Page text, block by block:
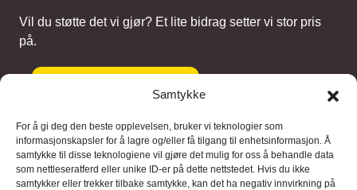
Samtykke
For å gi deg den beste opplevelsen, bruker vi teknologier som
informasjonskapsler for å lagre og/eller få tilgang til enhetsinformasjon. Å
samtykke til disse teknologiene vil gjøre det mulig for oss å behandle data
som nettleseratferd eller unike ID-er på dette nettstedet. Hvis du ikke
samtykker eller trekker tilbake samtykke, kan det ha negativ innvirkning på
Vil du støtte det vi gjør? Et lite bidrag setter vi stor pris
på.
Gi et bidrag
Samarbeidspartnere